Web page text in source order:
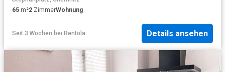
65 m²2 ZimmerWohnung
Seit 3 Wochen bei Rentola Details ansehen